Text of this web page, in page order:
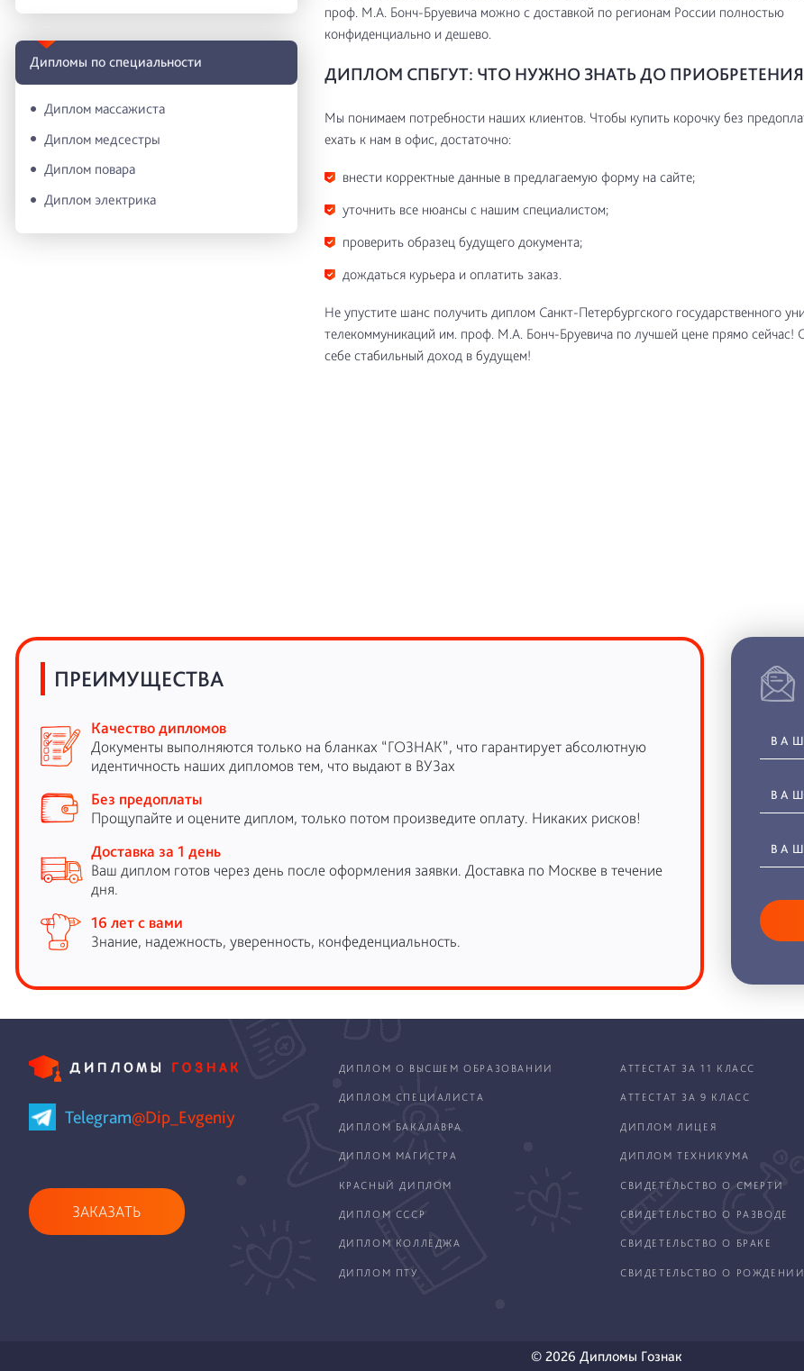
Дипломы по специальности
Диплом массажиста
Диплом медсестры
Диплом повара
Диплом электрика
проф. М.А. Бонч-Бруевича можно с доставкой по регионам России полностью
конфиденциально и дешево.
ДИПЛОМ СПБГУТ: ЧТО НУЖНО ЗНАТЬ ДО ПРИОБРЕТЕНИЯ
Мы понимаем потребности наших клиентов. Чтобы купить корочку без
ехать к нам в офис, достаточно:
внести корректные данные в предлагаемую форму на сайте;
уточнить все нюансы с нашим специалистом;
проверить образец будущего документа;
дождаться курьера и оплатить заказ.
Не упустите шанс получить диплом Санкт-Петербургского государственного
телекоммуникаций им. проф. М.А. Бонч-Бруевича по лучшей цене прямо сейчас!
себе стабильный доход в будущем!
ПРЕИМУЩЕСТВА
Качество дипломов
Документы выполняются только на бланках “ГОЗНАК”, что гарантирует абсолютную
идентичность наших дипломов тем, что выдают в ВУЗах
Без предоплаты
Прощупайте и оцените диплом, только потом произведите оплату. Никаких рисков!
Доставка за 1 день
Ваш диплом готов через день после оформления заявки. Доставка по Москве в течение
дня.
16 лет с вами
Знание, надежность, уверенность, конфеденциальность.
Telegram@Dip_Evgeniy
ЗАКАЗАТЬ
ДИПЛОМ О ВЫСШЕМ ОБРАЗОВАНИИ АТТЕСТАТ ЗА 11 КЛАСС
ДИПЛОМ СПЕЦИАЛИСТА АТТЕСТАТ ЗА 9 КЛАСС
ДИПЛОМ БАКАЛАВРА ДИПЛОМ ЛИЦЕЯ
ДИПЛОМ МАГИСТРА ДИПЛОМ ТЕХНИКУМА
КРАСНЫЙ ДИПЛОМ СВИДЕТЕЛЬСТВО О СМЕРТИ
ДИПЛОМ СССР СВИДЕТЕЛЬСТВО О РАЗВОДЕ
ДИПЛОМ КОЛЛЕДЖА СВИДЕТЕЛЬСТВО О БРАКЕ
ДИПЛОМ ПТУ СВИДЕТЕЛЬСТВО О РОЖДЕНИИ
© 2026 Дипломы Гознак